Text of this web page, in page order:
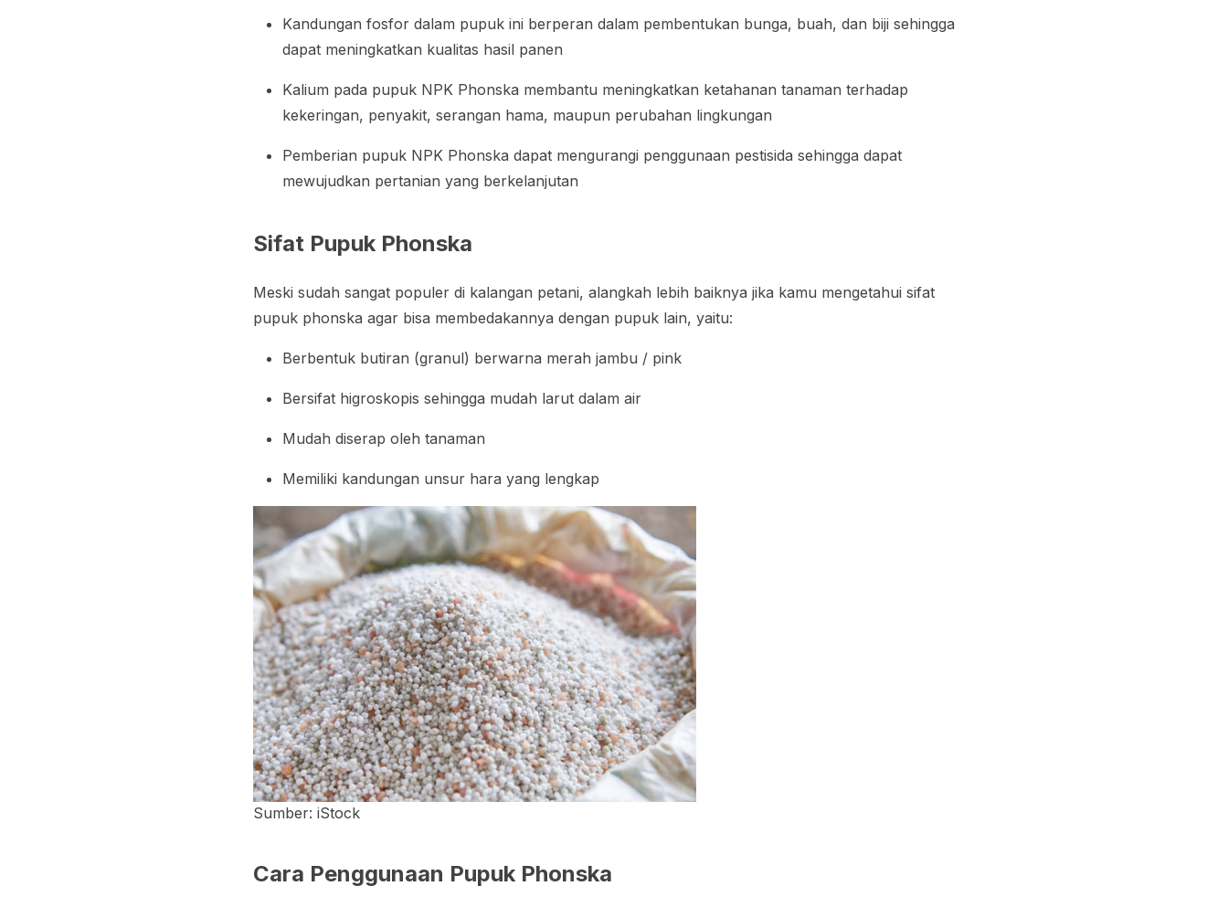
Kandungan fosfor dalam pupuk ini berperan dalam pembentukan bunga, buah, dan biji sehingga
dapat meningkatkan kualitas hasil panen
Kalium pada pupuk NPK Phonska membantu meningkatkan ketahanan tanaman terhadap
kekeringan, penyakit, serangan hama, maupun perubahan lingkungan
Pemberian pupuk NPK Phonska dapat mengurangi penggunaan pestisida sehingga dapat
mewujudkan pertanian yang berkelanjutan
Sifat Pupuk Phonska
Meski sudah sangat populer di kalangan petani, alangkah lebih baiknya jika kamu mengetahui sifat
pupuk phonska agar bisa membedakannya dengan pupuk lain, yaitu:
Berbentuk butiran (granul) berwarna merah jambu / pink
Bersifat higroskopis sehingga mudah larut dalam air
Mudah diserap oleh tanaman
Memiliki kandungan unsur hara yang lengkap
Sumber: iStock
Cara Penggunaan Pupuk Phonska